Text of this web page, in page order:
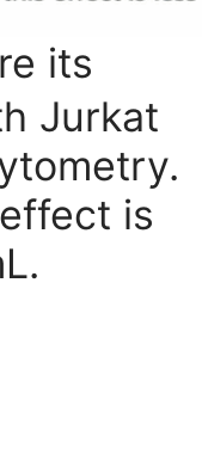
its
Jurkat
is